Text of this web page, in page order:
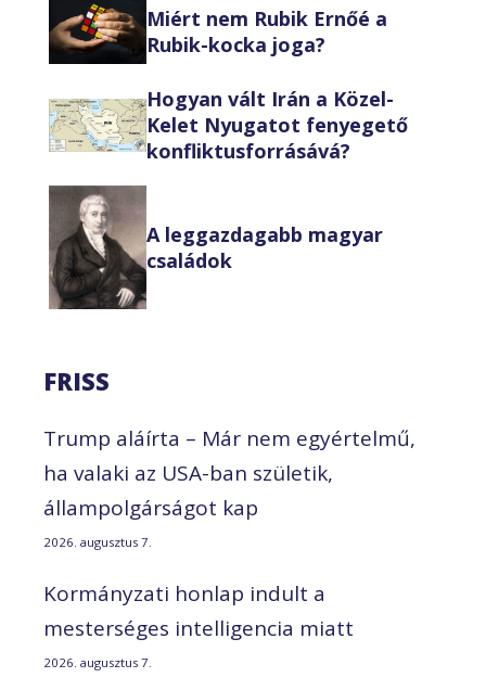
Miért nem Rubik Ernőé a
Rubik-kocka joga?
Hogyan vált Irán a Közel-
Kelet Nyugatot fenyegető
konfliktusforrásává?
A leggazdagabb magyar
családok
FRISS
Trump aláírta – Már nem egyértelmű,
ha valaki az USA-ban születik,
állampolgárságot kap
2026. augusztus 7.
Kormányzati honlap indult a
mesterséges intelligencia miatt
2026. augusztus 7.